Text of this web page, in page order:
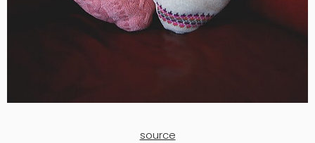
source